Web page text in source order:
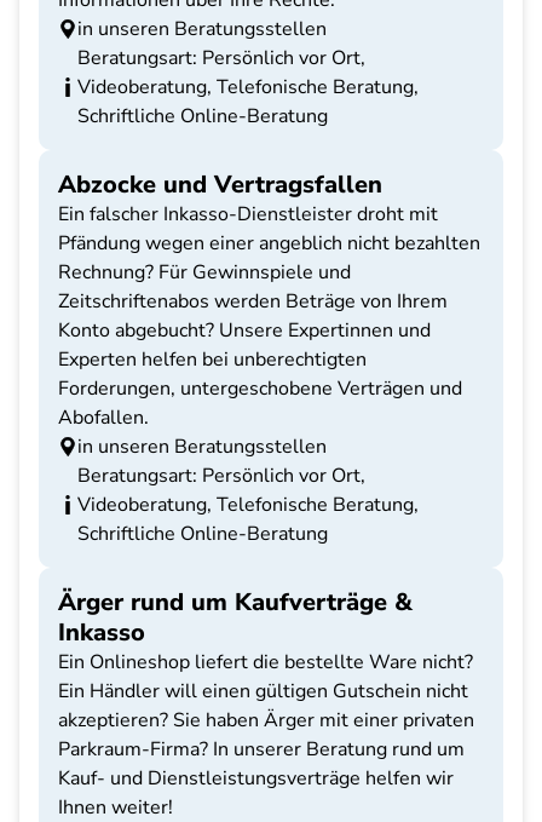
in unseren Beratungsstellen
Beratungsart: Persönlich vor Ort,
Videoberatung, Telefonische Beratung,
Schriftliche Online-Beratung
Abzocke und Vertragsfallen
Ein falscher Inkasso-Dienstleister droht mit
Pfändung wegen einer angeblich nicht bezahlten
Rechnung? Für Gewinnspiele und
Zeitschriftenabos werden Beträge von Ihrem
Konto abgebucht? Unsere Expertinnen und
Experten helfen bei unberechtigten
Forderungen, untergeschobene Verträgen und
Abofallen.
in unseren Beratungsstellen
Beratungsart: Persönlich vor Ort,
Videoberatung, Telefonische Beratung,
Schriftliche Online-Beratung
Ärger rund um Kaufverträge &
Inkasso
Ein Onlineshop liefert die bestellte Ware nicht?
Ein Händler will einen gültigen Gutschein nicht
akzeptieren? Sie haben Ärger mit einer privaten
Parkraum-Firma? In unserer Beratung rund um
Kauf- und Dienstleistungsverträge helfen wir
Ihnen weiter!